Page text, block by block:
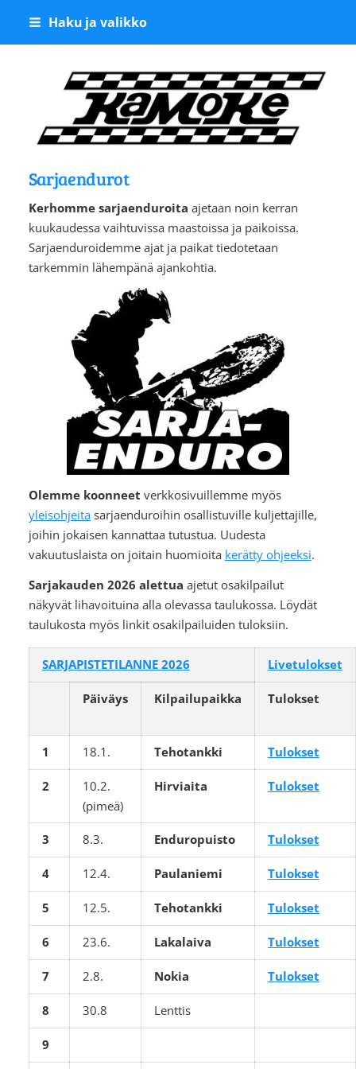
Siirry
Haku ja valikko
Kangasalan
Sarjaendurot
Kerhomme sarjaenduroita ajetaan noin kerran
kuukaudessa vaihtuvissa maastoissa ja paikoissa.
Sarjaenduroidemme ajat ja paikat tiedotetaan
tarkemmin lähempänä ajankohtia.
Olemme koonneet verkkosivuillemme myös
yleisohjeitasarjaenduroihin osallistuville kuljettajille,
joihin jokaisen kannattaa tutustua. Uudesta
vakuutuslaista on joitain huomioita kerätty ohjeeksi.
Sarjakauden 2026 alettua ajetut osakilpailut
näkyvät lihavoituina alla olevassa taulukossa. Löydät
taulukosta myös linkit osakilpailuiden tuloksiin.
SARJAPISTETILANNE 2026 Livetulokset
Päiväys Kilpailupaikka Tulokset
1 18.1. Tehotankki Tulokset
2
10.2.
(pimeä)
Hirviaita Tulokset
3 8.3. Enduropuisto Tulokset
4 12.4. Paulaniemi Tulokset
5 12.5. Tehotankki Tulokset
6 23.6. Lakalaiva Tulokset
7 2.8. Nokia Tulokset
8 30.8 Lenttis
9